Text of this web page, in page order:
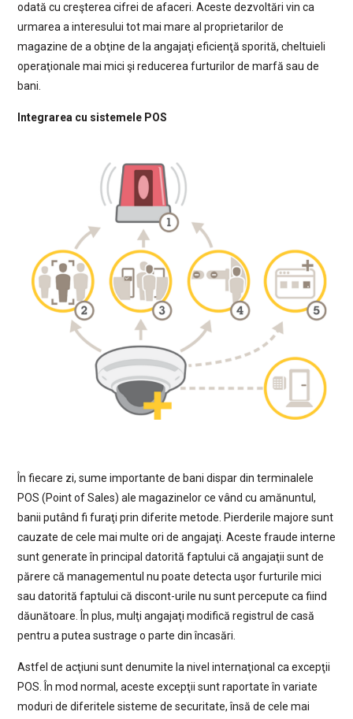
odată cu creşterea cifrei de afaceri. Aceste dezvoltări vin ca
urmarea a interesului tot mai mare al proprietarilor de
magazine de a obţine de la angajaţi eficienţă sporită, cheltuieli
operaţionale mai mici şi reducerea furturilor de marfă sau de
bani.
Integrarea cu sistemele POS
În fiecare zi, sume importante de bani dispar din terminalele
POS (Point of Sales) ale magazinelor ce vând cu amănuntul,
banii putând fi furaţi prin diferite metode. Pierderile majore sunt
cauzate de cele mai multe ori de angajaţi. Aceste fraude interne
sunt generate în principal datorită faptului că angajaţii sunt de
părere că managementul nu poate detecta uşor furturile mici
sau datorită faptului că discont-urile nu sunt percepute ca fiind
dăunătoare. În plus, mulţi angajaţi modifică registrul de casă
pentru a putea sustrage o parte din încasări.
Astfel de acţiuni sunt denumite la nivel internaţional ca excepţii
POS. În mod normal, aceste excepţii sunt raportate în variate
moduri de diferitele sisteme de securitate, însă de cele mai